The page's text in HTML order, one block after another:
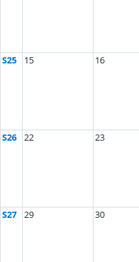
S25 15 16
S26 22 23
S27 29 30